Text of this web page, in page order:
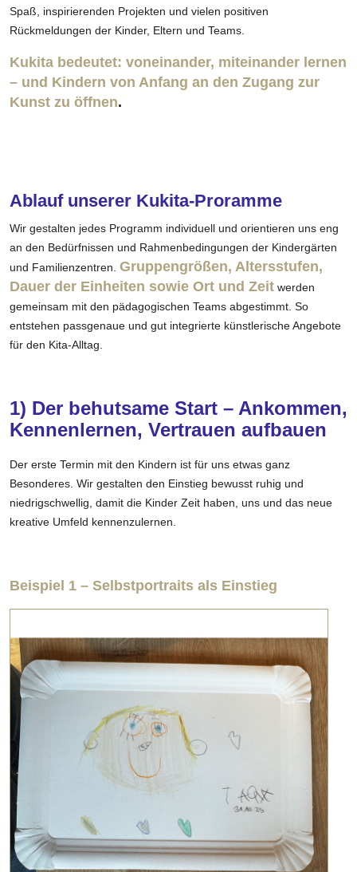
Spaß, inspirierenden Projekten und vielen positiven
Rückmeldungen der Kinder, Eltern und Teams.
Kukita bedeutet: voneinander, miteinander lernen
– und Kindern von Anfang an den Zugang zur
Kunst zu öffnen.
Ablauf unserer Kukita-Proramme
Wir gestalten jedes Programm individuell und orientieren uns eng
an den Bedürfnissen und Rahmenbedingungen der Kindergärten
und Familienzentren. Gruppengrößen, Altersstufen,
Dauer der Einheiten sowie Ort und Zeit werden
gemeinsam mit den pädagogischen Teams abgestimmt. So
entstehen passgenaue und gut integrierte künstlerische Angebote
für den Kita-Alltag.
1) Der behutsame Start – Ankommen,
Kennenlernen, Vertrauen aufbauen
Der erste Termin mit den Kindern ist für uns etwas ganz
Besonderes. Wir gestalten den Einstieg bewusst ruhig und
niedrigschwellig, damit die Kinder Zeit haben, uns und das neue
kreative Umfeld kennenzulernen.
Beispiel 1 – Selbstportraits als Einstieg